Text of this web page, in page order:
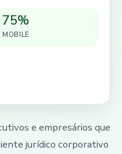
75%
MOBILE
e empresários que
jurídico corporativo